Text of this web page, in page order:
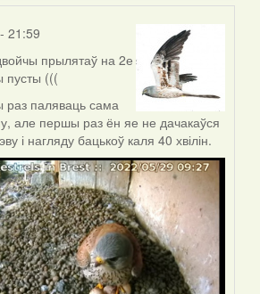
21:59
прылятаў на 2е
пусты (((
паляваць сама
але першы раз ён яе не дачакаўся
і нагляду бацькоў каля 40 хвілін.